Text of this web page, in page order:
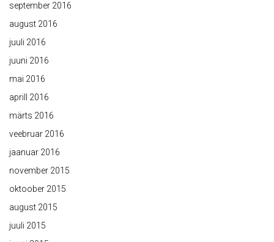
september 2016
august 2016
juuli 2016
juuni 2016
mai 2016
aprill 2016
märts 2016
veebruar 2016
jaanuar 2016
november 2015
oktoober 2015
august 2015
juuli 2015